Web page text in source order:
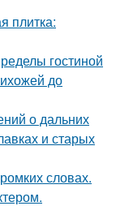
плитка:
гостиной
до
о дальних
и старых
словах.